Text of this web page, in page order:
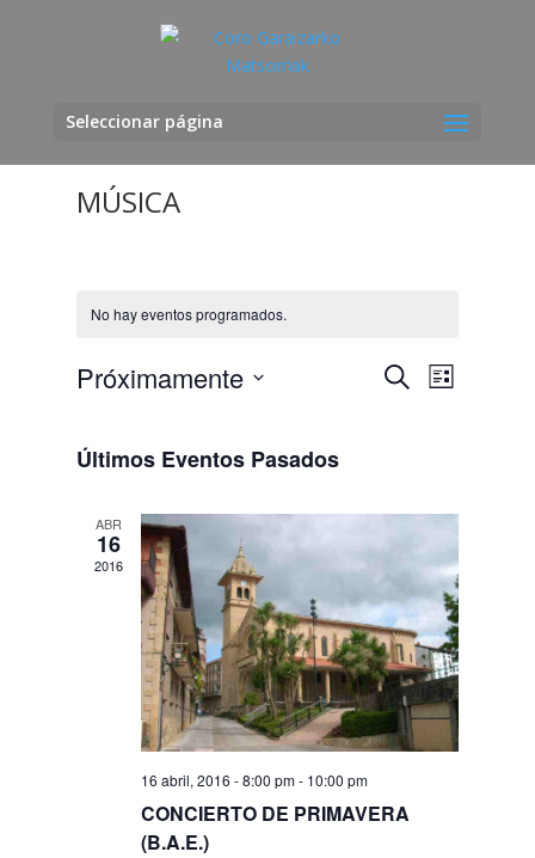
Seleccionar página
MÚSICA
No hay eventos programados.
Eventos
Buscar
de
Lista
Próximamente
Últimos Eventos Pasados
ABR
16
2016
16 abril, 2016 - 8:00 pm- 10:00 pm
CONCIERTO DE PRIMAVERA
(B.A.E.)